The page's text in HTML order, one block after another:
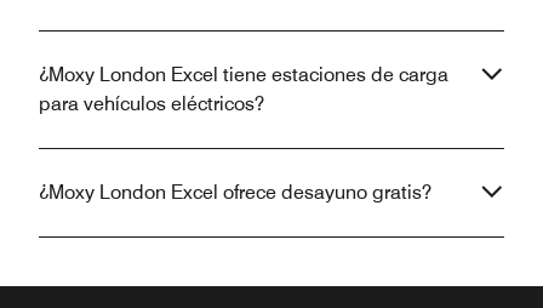
¿Moxy London Excel tiene estaciones de carga
para vehículos eléctricos?
¿Moxy London Excel ofrece desayuno gratis?